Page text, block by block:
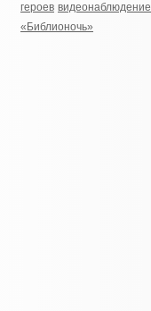
героев видеонаблюдение
«Библионочь»